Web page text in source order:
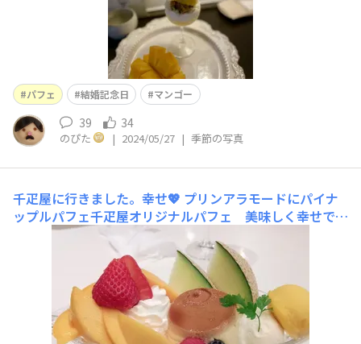
パフェ 結婚記念日 マンゴー
39 34
のぴた | 2024/05/27 | 季節の写真
千疋屋に行きました。幸せ💖 プリンアラモードにパイナ
ップルパフェ千疋屋オリジナルパフェ 美味しく幸せです